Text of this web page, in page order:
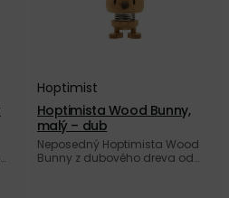
Hoptimist
Hoptimista Wood Bunny,
malý – dub
Neposedný Hoptimista Wood
Bunny z dubového dreva od